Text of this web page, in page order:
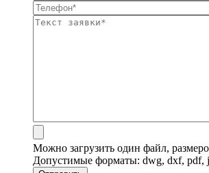
Можно загрузить один файл,
Допустимые форматы: dwg, dxf, pdf,